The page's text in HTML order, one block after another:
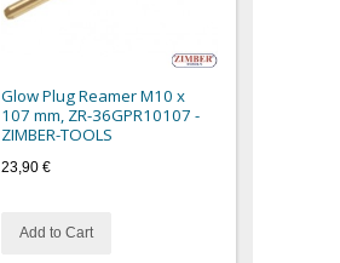
Glow Plug Reamer M10 x
107 mm, ZR-36GPR10107 -
ZIMBER-TOOLS
23,90 €
Add to Cart